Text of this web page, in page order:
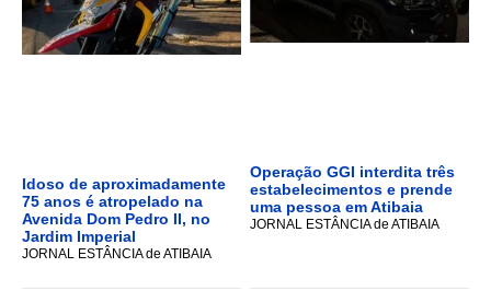
Idoso de aproximadamente
75 anos é atropelado na
Avenida Dom Pedro II, no
Jardim Imperial
JORNAL ESTÂNCIA de ATIBAIA
Operação GGI interdita três
estabelecimentos e prende
uma pessoa em Atibaia
JORNAL ESTÂNCIA de ATIBAIA